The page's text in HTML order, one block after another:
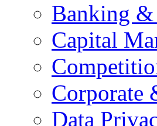
Banking &
Capital
Corporate
Data